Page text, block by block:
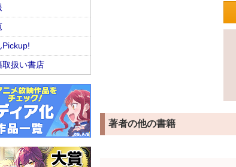
著者の他の書籍
Pickup!
取扱い書店